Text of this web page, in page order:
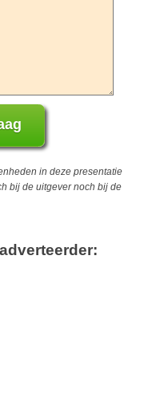
in deze presentatie
bij de uitgever noch bij de